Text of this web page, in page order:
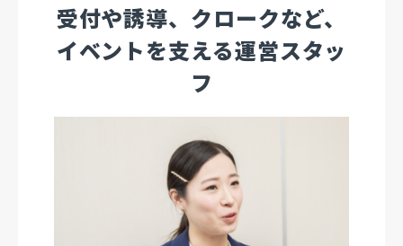
受付や誘導、クロークなど、
イベントを支える運営スタッ
フ